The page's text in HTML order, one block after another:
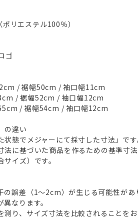
リエステル100％）
ゴ
/ 裾幅50cm / 袖口幅11cm
/ 裾幅52cm / 袖口幅12cm
/ 裾幅54cm / 袖口幅12cm
の違い
態でメジャーにて採寸した寸法」です
に基づいた商品を作るための基準寸法
イズ）です。
誤差（1～2cm）が生じる可能性があ
なります。
り、サイズ寸法を比較されることをお